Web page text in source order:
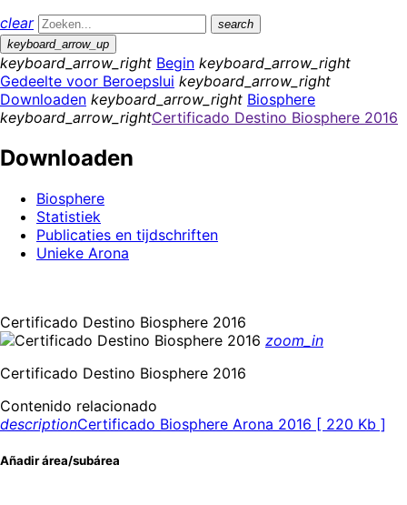
clear
search
keyboard_arrow_up
keyboard_arrow_right Begin keyboard_arrow_right
Gedeelte voor Beroepslui keyboard_arrow_right
Downloaden keyboard_arrow_right Biosphere
keyboard_arrow_rightCertificado Destino Biosphere 2016
Downloaden
Biosphere
Statistiek
Publicaties en tijdschriften
Unieke Arona
Certificado Destino Biosphere 2016
zoom_in
Certificado Destino Biosphere 2016
Contenido relacionado
descriptionCertificado Biosphere Arona 2016 [ 220 Kb ]
Añadir área/subárea